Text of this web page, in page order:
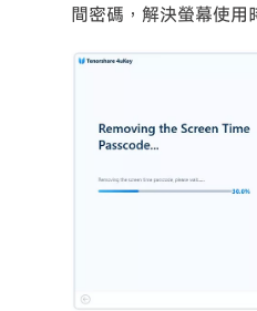
間密碼，解決螢幕使用